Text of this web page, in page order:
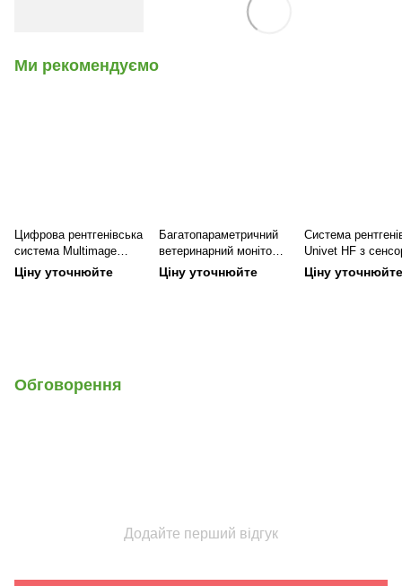
Ми рекомендуємо
Цифрова рентгенівська
система Multimage
Maxivet 400 HF DR 400
mA 40 KW
Ціну уточнюйте
Багатопараметричний
ветеринарний монітор
UMEC 10 VET, Mindray
Ціну уточнюйте
Система
Univet HF з
монітором
Ціну уточнюйте
Обговорення
Додайте перший відгук